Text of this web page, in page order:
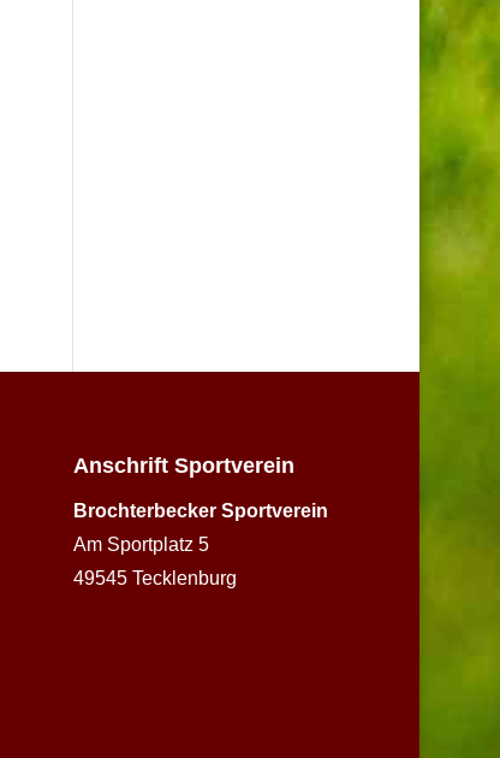
Anschrift Sportverein
Brochterbecker Sportverein
Am Sportplatz 5
49545 Tecklenburg